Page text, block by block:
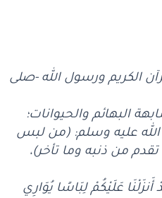
الكريم ورسول الله -صلى
البهائم والحيوانات؛
الله عليه وسلم: (من لبس
من ذنبه وما تأخر)،
عَلَيْكُمْ لِبَاسًا يُوَارِي